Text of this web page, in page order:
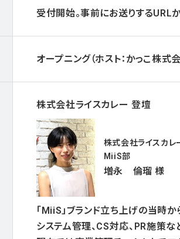
受付開始。事前にお送りするURL
オープニング（ホスト：かっこ株式
株式会社ライスカレー 登壇
株式会社ライスカレ
MiiS部
増永 倫瑠 様
「MiiS」ブランド立ち上げの当時か
システム管理、CS対応、PR施策